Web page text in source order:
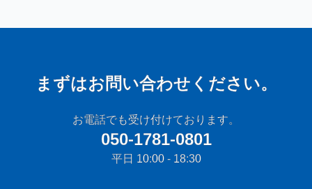
まずはお問い合わせください。
お電話でも受け付けております。
050-1781-0801
平日 10:00 - 18:30